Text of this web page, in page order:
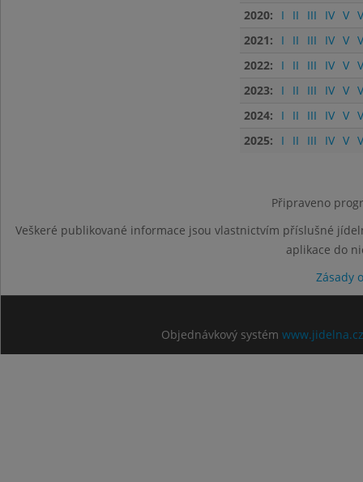
2020:
I II III IV V
2021:
I II III IV V
2022:
I II III IV V
2023:
I II III IV V
2024:
I II III IV V
2025:
I II III IV V
Připraveno
Veškeré publikované informace jsou vlastnictvím příslušné
aplikace do
Zásady
Objednávkový systém www.jidelna.cz